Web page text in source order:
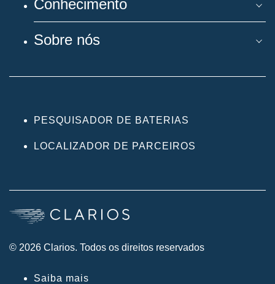
Conhecimento
Sobre nós
PESQUISADOR DE BATERIAS
LOCALIZADOR DE PARCEIROS
© 2026 Clarios. Todos os direitos reservados
Saiba mais